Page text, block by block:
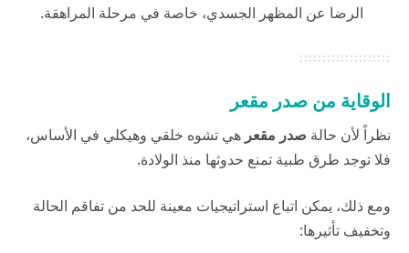
الرضا عن المظهر الجسدي، خاصة في مرحلة المراهقة.
الوقاية من صدر مقعر
نظراً لأن حالة صدر مقعر هي تشوه خلقي وهيكلي في الأساس،
فلا توجد طرق طبية تمنع حدوثها منذ الولادة.
ومع ذلك، يمكن اتباع استراتيجيات معينة للحد من تفاقم الحالة
وتخفيف تأثيرها: